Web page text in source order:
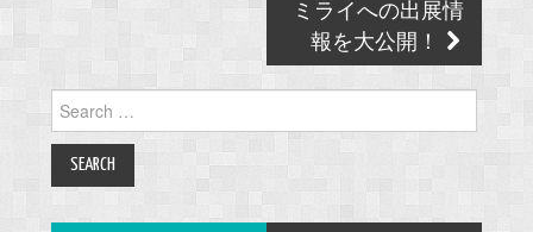
ミライへの出展情
報を大公開！
for: